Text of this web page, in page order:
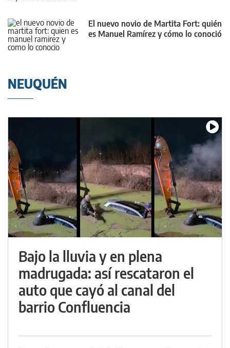
El nuevo novio de Martita Fort: quién
es Manuel Ramírez y cómo lo conoció
NEUQUÉN
Bajo la lluvia y en plena
madrugada: así rescataron el
auto que cayó al canal del
barrio Confluencia